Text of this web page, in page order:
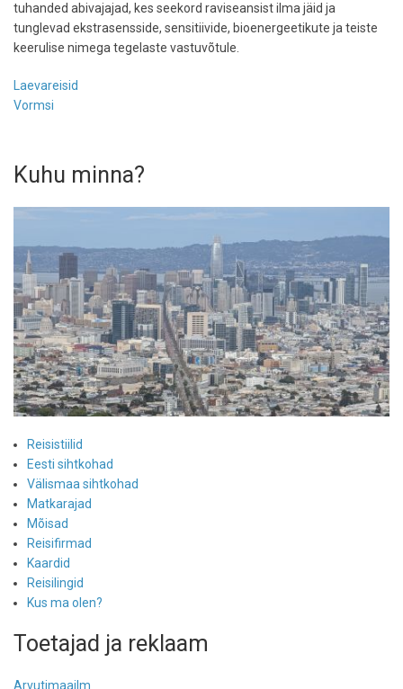
tuhanded abivajajad, kes seekord raviseansist ilma jäid ja
tunglevad ekstrasensside, sensitiivide, bioenergeetikute ja teiste
keerulise nimega tegelaste vastuvõtule.
Laevareisid
Vormsi
Kuhu minna?
Reisistiilid
Eesti sihtkohad
Välismaa sihtkohad
Matkarajad
Mõisad
Reisifirmad
Kaardid
Reisilingid
Kus ma olen?
Toetajad ja reklaam
Arvutimaailm